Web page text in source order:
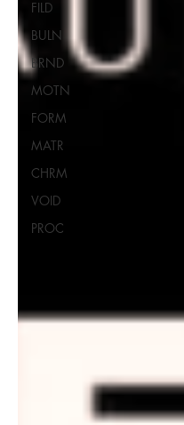
FILD
BULN
BRND
MOTN
FORM
MATR
CHRM
VOID
PROC